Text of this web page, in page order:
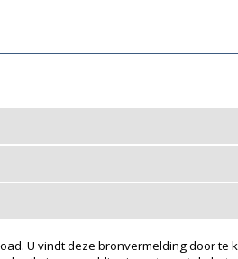
U vindt deze bronvermelding door te